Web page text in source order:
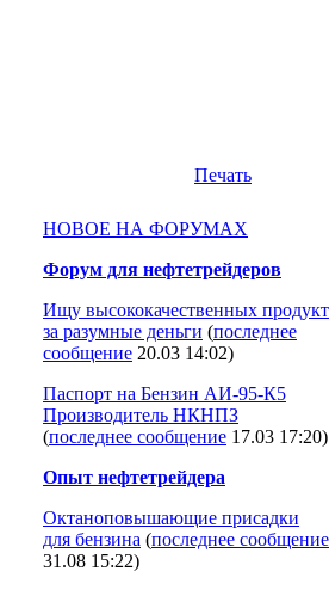
Печать
НОВОЕ НА ФОРУМАХ
Форум для нефтетрейдеров
Ищу высококачественных продукт
за разумные деньги (последнее
сообщение 20.03 14:02)
Паспорт на Бензин АИ-95-К5
Производитель НКНПЗ
(последнее сообщение 17.03 17:20)
Опыт нефтетрейдера
Октаноповышающие присадки
для бензина (последнее сообщение
31.08 15:22)